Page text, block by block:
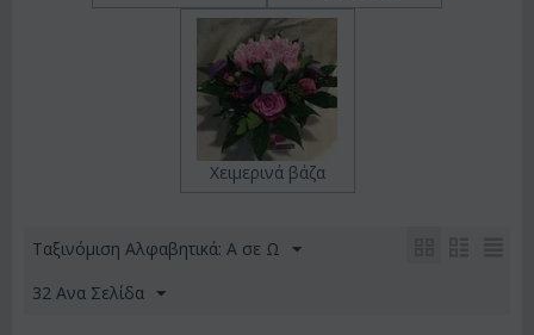
Χειμερινά βάζα
Ταξινόμιση Αλφαβητικά: A σε Ω
32 Ανα Σελίδα